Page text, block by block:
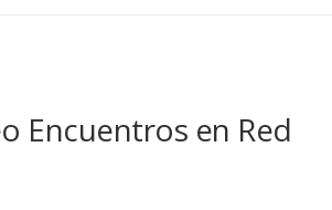
Encuentros en Red